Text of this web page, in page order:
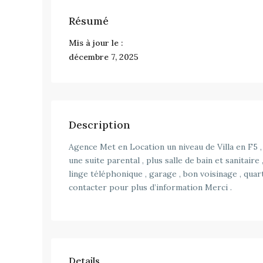
Résumé
Mis à jour le :
décembre 7, 2025
Description
Agence Met en Location un niveau de Villa en F5
une suite parental , plus salle de bain et
linge téléphonique , garage , bon voisinage ,
contacter pour plus d’information Merci .